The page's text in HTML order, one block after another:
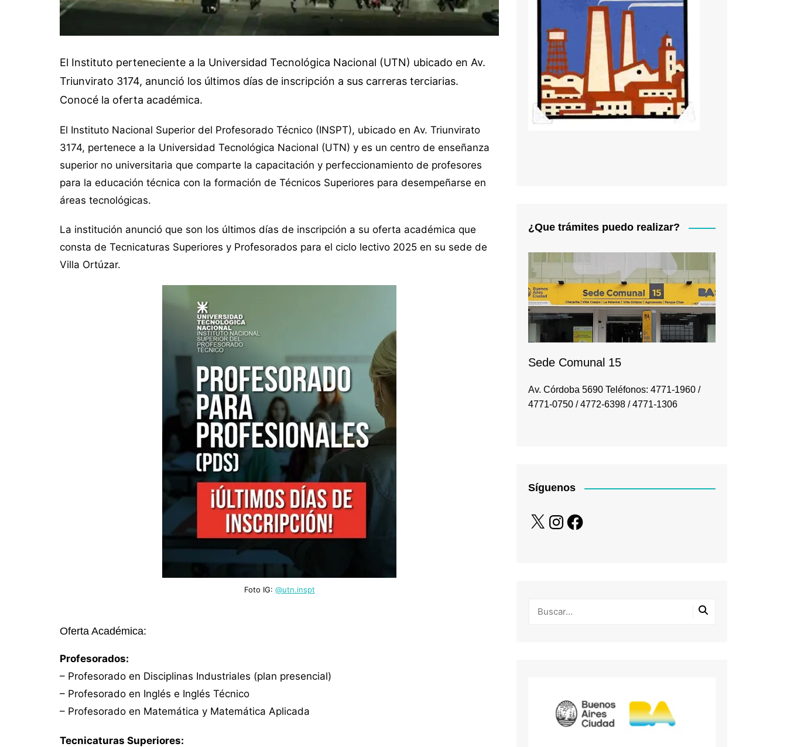
El Instituto perteneciente a la Universidad Tecnológica Nacional (UTN) ubicado en Av.
Triunvirato 3174, anunció los últimos días de inscripción a sus carreras terciarias.
Conocé la oferta académica.
El Instituto Nacional Superior del Profesorado Técnico (INSPT), ubicado en Av. Triunvirato
3174, pertenece a la Universidad Tecnológica Nacional (UTN) y es un centro de enseñanza
superior no universitaria que comparte la capacitación y perfeccionamiento de profesores
para la educación técnica con la formación de Técnicos Superiores para desempeñarse en
áreas tecnológicas.
La institución anunció que son los últimos días de inscripción a su oferta académica que
consta de Tecnicaturas Superiores y Profesorados para el ciclo lectivo 2025 en su sede de
Villa Ortúzar.
Foto IG: @utn.inspt
Oferta Académica:
Profesorados:
– Profesorado en Disciplinas Industriales (plan presencial)
– Profesorado en Inglés e Inglés Técnico
– Profesorado en Matemática y Matemática Aplicada
Tecnicaturas Superiores:
¿Que trámites puedo realizar?
Sede Comunal 15
Av. Córdoba 5690 Teléfonos: 4771-1960 /
4771-0750 / 4772-6398 / 4771-1306
Síguenos
X InstagramFacebook